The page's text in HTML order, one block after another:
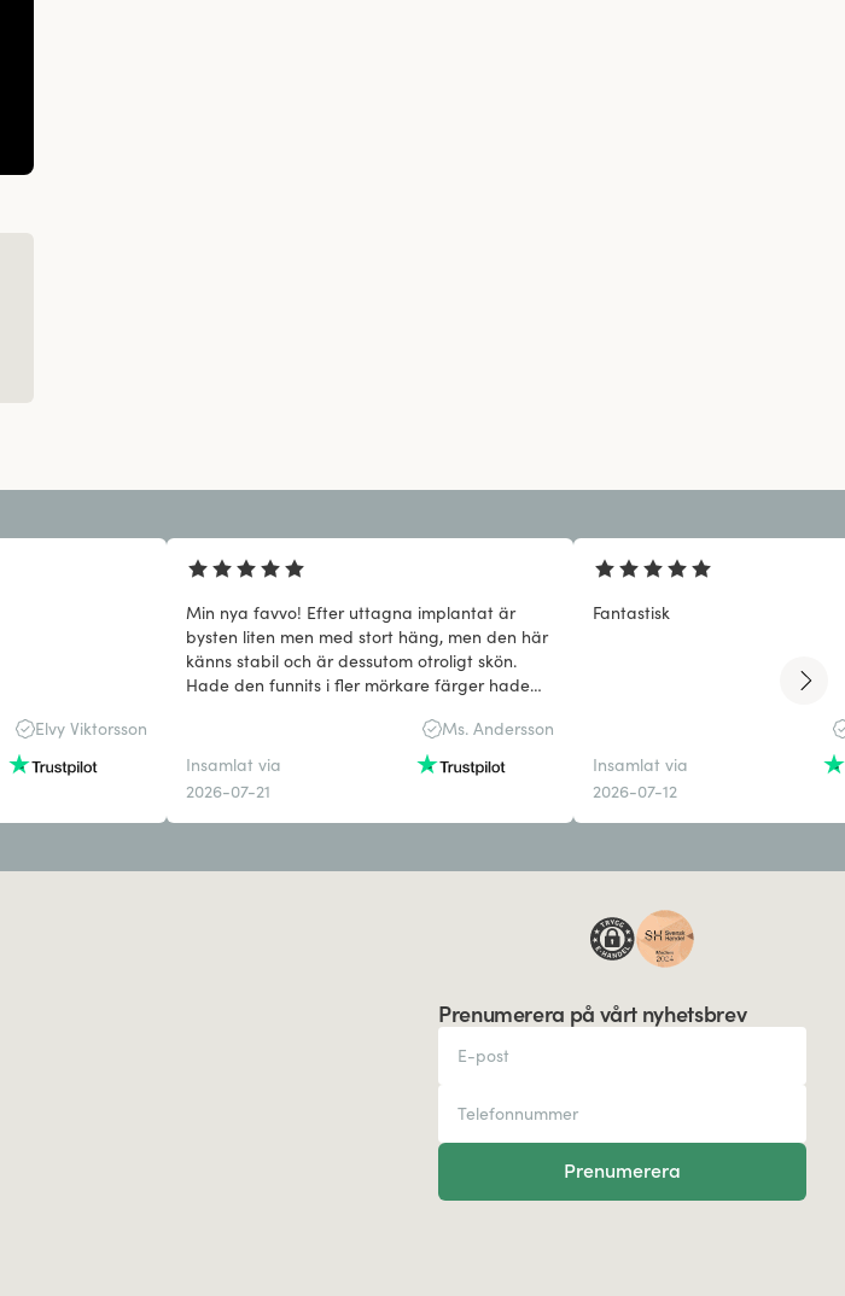
Elvy Viktorsson
Min nya favvo! Efter uttagna implantat är
bysten liten men med stort häng, men den här
känns stabil och är dessutom otroligt skön.
Hade den funnits i fler mörkare färger hade
Ms. Andersson
Insamlat via
2026-07-21
Fantastisk
Insamlat via
2026-07-12
Prenumerera på vårt nyhetsbrev
Prenumerera